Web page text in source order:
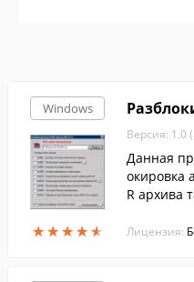
Windows
★★★★★
★★★★★
Версия: 1.0
Данная
окировка
R архива
вать его.
Лицензия: